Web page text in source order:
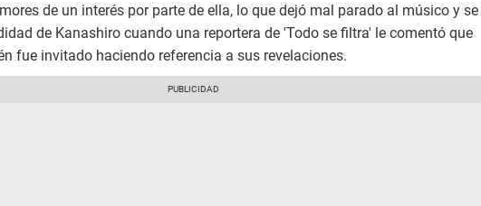
de un interés por parte de ella, lo que dejó mal parado al músico y se
de Kanashiro cuando una reportera de 'Todo se filtra' le comentó que
fue invitado haciendo referencia a sus revelaciones.